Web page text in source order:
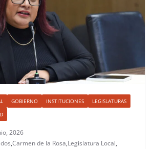
GOBIERNO INSTITUCIONES
LEGISLATURAS
2026
,Carmen de la Rosa,Legislatura Local,